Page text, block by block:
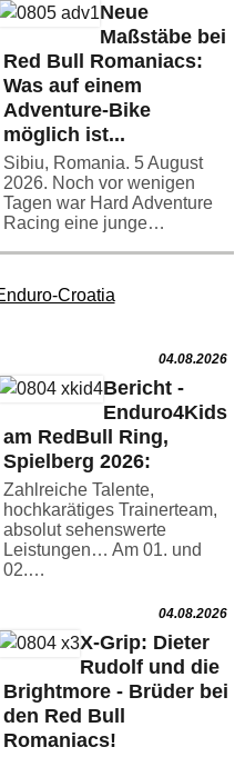
Neue
Maßstäbe bei
Red Bull Romaniacs:
Was auf einem
Adventure-Bike
möglich ist...
Sibiu, Romania. 5 August
2026. Noch vor wenigen
Tagen war Hard Adventure
Racing eine junge…
04.08.2026
Bericht -
Enduro4Kids
am RedBull Ring,
Spielberg 2026:
Zahlreiche Talente,
hochkarätiges Trainerteam,
absolut sehenswerte
Leistungen… Am 01. und
02.…
04.08.2026
X-Grip: Dieter
Rudolf und die
Brightmore - Brüder bei
den Red Bull
Romaniacs!